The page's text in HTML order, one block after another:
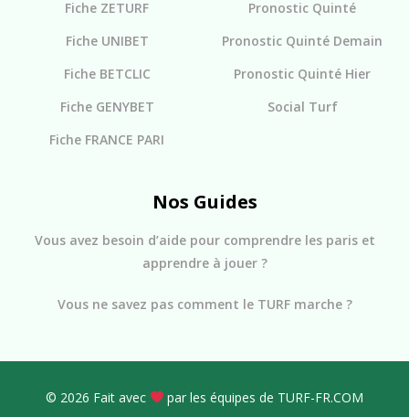
Fiche ZETURF
Fiche UNIBET
Fiche BETCLIC
Fiche GENYBET
Fiche FRANCE PARI
Pronostic Quinté
Pronostic Quinté Demain
Pronostic Quinté Hier
Social Turf
Nos Guides
Vous avez besoin d’aide pour comprendre les paris et
apprendre à jouer ?
Vous ne savez pas comment le TURF marche ?
© 2026 Fait avec par les équipes de TURF-FR.COM